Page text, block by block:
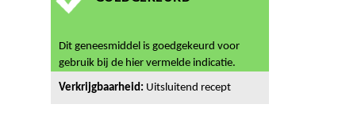
Dit geneesmiddel is goedgekeurd voor
gebruik bij de hier vermelde indicatie.
Verkrijgbaarheid: Uitsluitend recept